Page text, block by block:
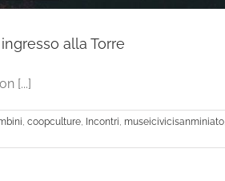
alla Torre
[...]
coopculture Incontri museicivicisanminiato